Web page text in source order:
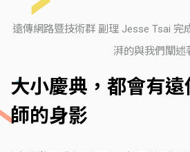
遠傳網路暨技術群 副理 Jesse Tsai 完
湃的與我們闡述
大小慶典，都會有
師的身影